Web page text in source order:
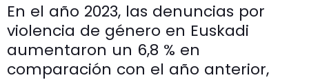
En el año 2023, las denuncias por
violencia de género en Euskadi
aumentaron un 6,8 % en
comparación con el año anterior,